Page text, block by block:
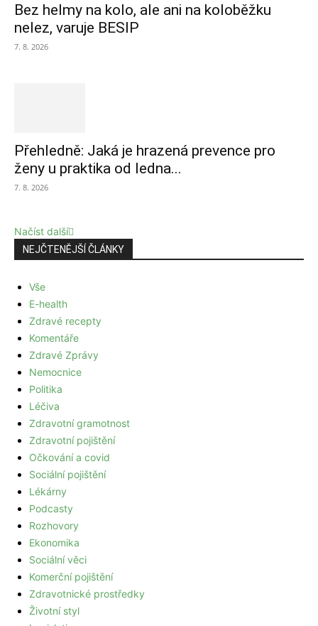
Bez helmy na kolo, ale ani na koloběžku
nelez, varuje BESIP
7. 8. 2026
Přehledně: Jaká je hrazená prevence pro
ženy u praktika od ledna...
7. 8. 2026
Načíst další
NEJČTENĚJŠÍ ČLÁNKY
Vše
E-health
Zdravé recepty
Komentáře
Zdravé Zprávy
Nemocnice
Politika
Léčiva
Zdravotní gramotnost
Zdravotní pojištění
Očkování a covid
Sociální pojištění
Lékárny
Podcasty
Rozhovory
Ekonomika
Sociální věci
Komerční pojištění
Zdravotnické prostředky
Životní styl